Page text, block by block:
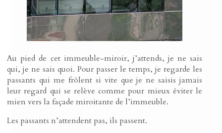
Au pied de cet immeuble-miroir, j’attends, je ne sais
qui, je ne sais quoi. Pour passer le temps, je regarde les
passants qui me frôlent si vite que je ne saisis jamais
leur regard qui se relève comme pour mieux éviter le
mien vers la façade miroitante de l’immeuble.
Les passants n’attendent pas, ils passent.